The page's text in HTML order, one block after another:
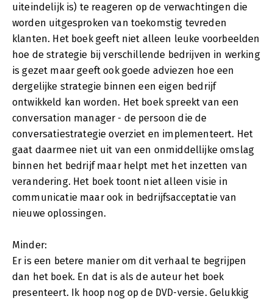
uiteindelijk is) te reageren op de verwachtingen die
worden uitgesproken van toekomstig tevreden
klanten. Het boek geeft niet alleen leuke voorbeelden
hoe de strategie bij verschillende bedrijven in werking
is gezet maar geeft ook goede adviezen hoe een
dergelijke strategie binnen een eigen bedrijf
ontwikkeld kan worden. Het boek spreekt van een
conversation manager - de persoon die de
conversatiestrategie overziet en implementeert. Het
gaat daarmee niet uit van een onmiddellijke omslag
binnen het bedrijf maar helpt met het inzetten van
verandering. Het boek toont niet alleen visie in
communicatie maar ook in bedrijfsacceptatie van
nieuwe oplossingen.
Minder:
Er is een betere manier om dit verhaal te begrijpen
dan het boek. En dat is als de auteur het boek
presenteert. Ik hoop nog op de DVD-versie. Gelukkig